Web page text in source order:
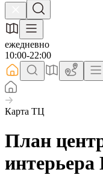
ежедневно
10:00-22:00
Карта ТЦ
План
интерьера